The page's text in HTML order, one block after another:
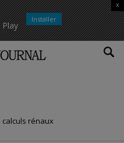
Play
x
Installer
rénaux